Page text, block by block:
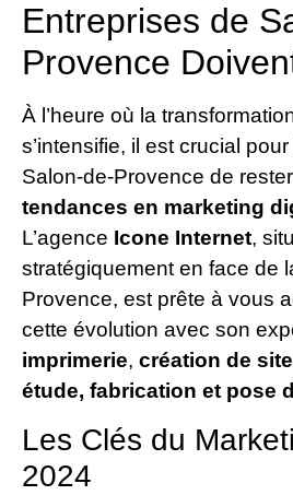
Entreprises de
Provence
À l’heure où la
s’intensifie, il est crucial
Salon-de-Provence de
tendances en marketing
L’agence Icone Internet,
stratégiquement en face de
Provence, est prête à vous
cette évolution avec son
imprimerie, création de
étude, fabrication et pose
Les Clés du
2024